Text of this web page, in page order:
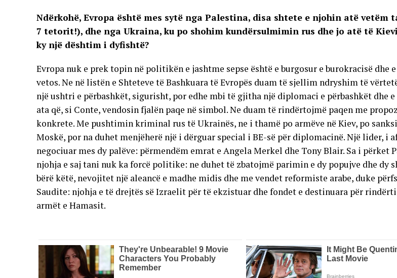
Ndërkohë, Evropa është mes sytë nga Palestina, disa shtete e njohin atë vetëm
7 tetorit!), dhe nga Ukraina, ku po shohim kundërsulmimin rus dhe jo atë të
ky një dështim i dyfishtë?
Evropa nuk e prek topin në politikën e jashtme sepse është e burgosur e burokracisë dhe
vetos. Ne në listën e Shteteve të Bashkuara të Evropës duam të sjellim ndryshim të
një ushtri e përbashkët, sigurisht, por edhe mbi të gjitha një diplomaci e përbashkët dhe e
ata që, si Conte, vendosin fjalën paqe në simbol. Ne duam të rindërtojmë paqen me
konkrete. Me pushtimin kriminal rus të Ukrainës, ne i thamë po armëve në Kiev, po
Moskë, por na duhet menjëherë një i dërguar special i BE-së për diplomacinë. Një lider, i
negociuar mes dy palëve: përmendëm emrat e Angela Merkel dhe Tony Blair. Sa i përket
njohja e saj tani nuk ka forcë politike: ne duhet të zbatojmë parimin e dy popujve dhe dy
bërë këtë, nevojitet një aleancë e madhe midis dhe me vendet reformiste arabe, duke
Saudite: njohja e të drejtës së Izraelit për të ekzistuar dhe fondet e destinuara për
armët e Hamasit.